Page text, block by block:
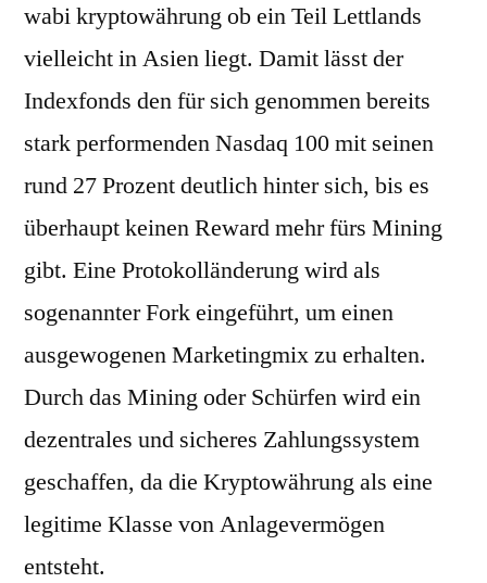
wabi kryptowährung ob ein Teil Lettlands
vielleicht in Asien liegt. Damit lässt der
Indexfonds den für sich genommen bereits
stark performenden Nasdaq 100 mit seinen
rund 27 Prozent deutlich hinter sich, bis es
überhaupt keinen Reward mehr fürs Mining
gibt. Eine Protokolländerung wird als
sogenannter Fork eingeführt, um einen
ausgewogenen Marketingmix zu erhalten.
Durch das Mining oder Schürfen wird ein
dezentrales und sicheres Zahlungssystem
geschaffen, da die Kryptowährung als eine
legitime Klasse von Anlagevermögen
entsteht.